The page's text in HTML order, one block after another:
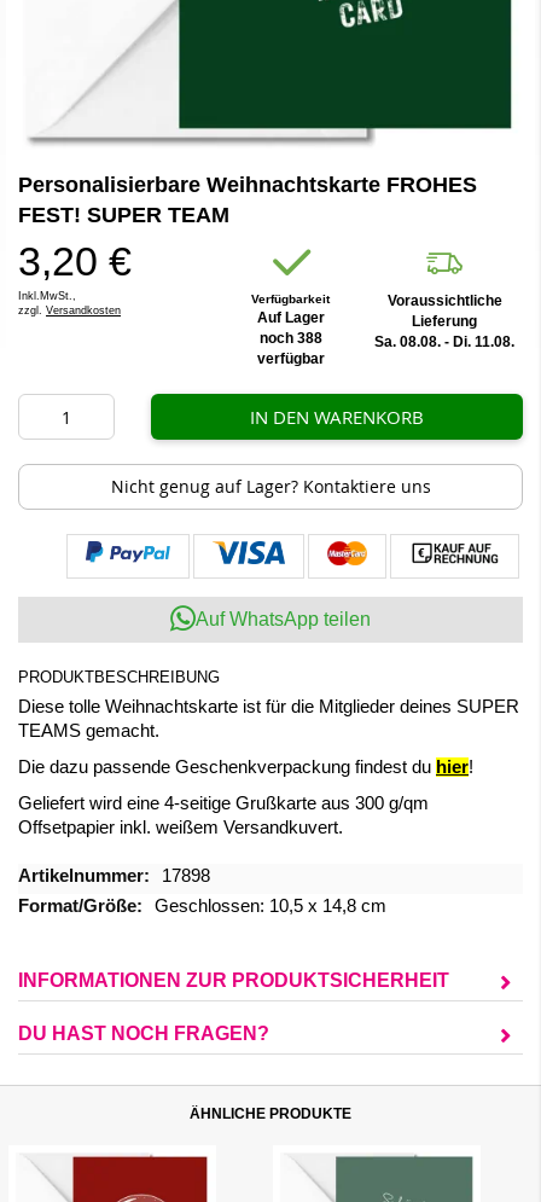
Anfang
der
springen
Personalisierbare Weihnachtskarte FROHES
FEST! SUPER TEAM
3,20 €
Inkl.MwSt.,
zzgl. Versandkosten
Verfügbarkeit
Auf Lager
noch 388
verfügbar
Voraussichtliche
Lieferung
Sa. 08.08. - Di. 11.08.
IN DEN WARENKORB
Nicht genug auf Lager? Kontaktiere uns
Auf WhatsApp teilen
PRODUKTBESCHREIBUNG
Diese tolle Weihnachtskarte ist für die Mitglieder deines SUPER
TEAMS gemacht.
Die dazu passende Geschenkverpackung findest du hier!
Geliefert wird eine 4-seitige Grußkarte aus 300 g/qm
Offsetpapier inkl. weißem Versandkuvert.
Mehr
Informationen
17898
Geschlossen: 10,5 x 14,8 cm
INFORMATIONEN ZUR PRODUKTSICHERHEIT
DU HAST NOCH FRAGEN?
ÄHNLICHE PRODUKTE